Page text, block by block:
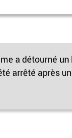
a détourné
arrêté après